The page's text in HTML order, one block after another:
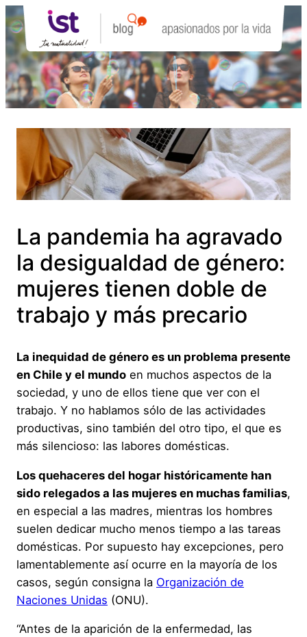
Saltar
al
contenido
La pandemia ha agravado
la desigualdad de género:
mujeres tienen doble de
trabajo y más precario
La inequidad de género es un problema presente
en Chile y el mundo en muchos aspectos de la
sociedad, y uno de ellos tiene que ver con el
trabajo. Y no hablamos sólo de las actividades
productivas, sino también del otro tipo, el que es
más silencioso: las labores domésticas.
Los quehaceres del hogar históricamente han
sido relegados a las mujeres en muchas familias,
en especial a las madres, mientras los hombres
suelen dedicar mucho menos tiempo a las tareas
domésticas. Por supuesto hay excepciones, pero
lamentablemente así ocurre en la mayoría de los
casos, según consigna la Organización de
Naciones Unidas (ONU).
“Antes de la aparición de la enfermedad, las